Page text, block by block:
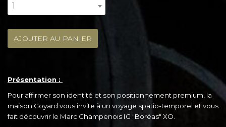
1
AJOUTER AU PANIER
Présentation :
Pour affirmer son identité et son positionnement premium, la
maison Goyard vous invite à un voyage spatio-temporel et vous
fait découvrir le Marc Champenois IG "Boréas" XO.